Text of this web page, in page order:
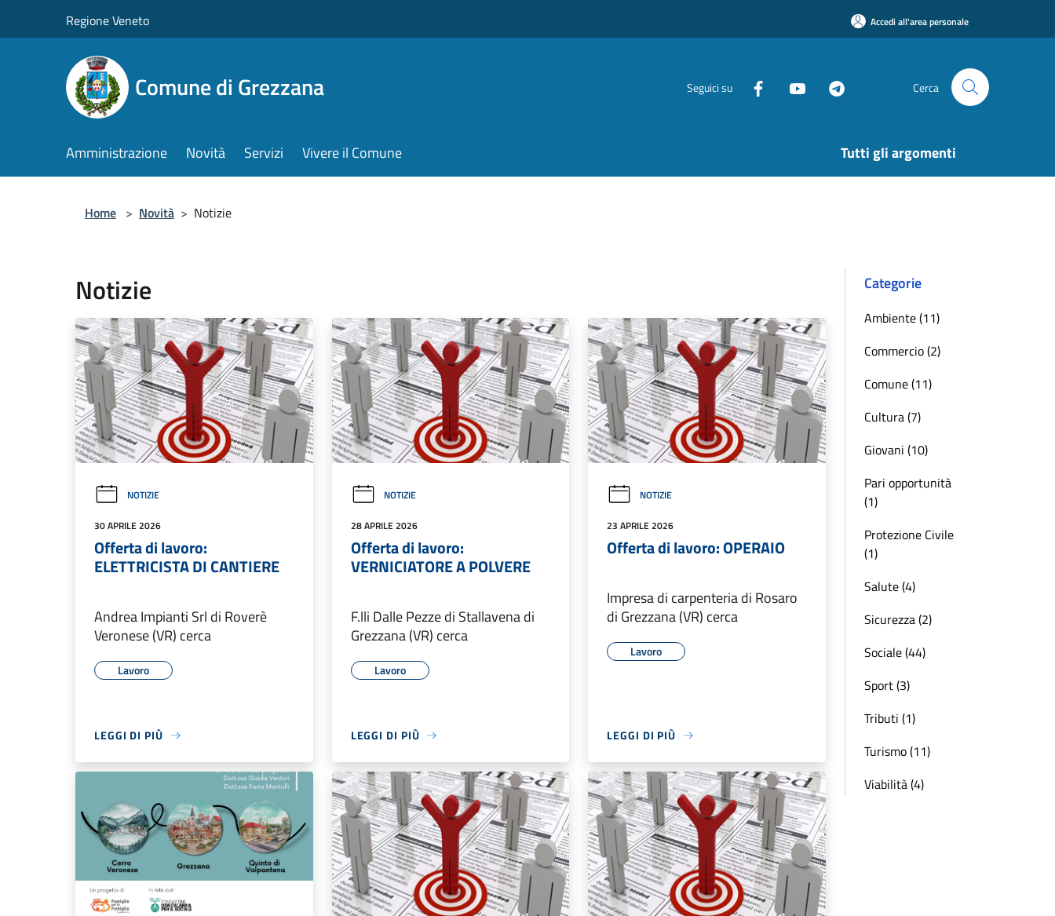
Regione Veneto Accedi all'area personale
Comune di Grezzana Seguici su Cerca
Amministrazione Novità Servizi Vivere il Comune Tutti gli argomenti
Home > Novità > Notizie
Notizie
NOTIZIE
30 APRILE 2026
Offerta di lavoro:
ELETTRICISTA DI CANTIERE
Andrea Impianti Srl di Roverè
Veronese (VR) cerca
Lavoro
LEGGI DI PIÙ
NOTIZIE
28 APRILE 2026
Offerta di lavoro:
VERNICIATORE A POLVERE
F.lli Dalle Pezze di Stallavena di
Grezzana (VR) cerca
Lavoro
LEGGI DI PIÙ
NOTIZIE
23 APRILE 2026
Offerta di lavoro: OPERAIO
Impresa di carpenteria di Rosaro
di Grezzana (VR) cerca
Lavoro
LEGGI DI PIÙ
Categorie
Ambiente (11)
Commercio (2)
Comune (11)
Cultura (7)
Giovani (10)
Pari opportunità
(1)
Protezione Civile
(1)
Salute (4)
Sicurezza (2)
Sociale (44)
Sport (3)
Tributi (1)
Turismo (11)
Viabilità (4)